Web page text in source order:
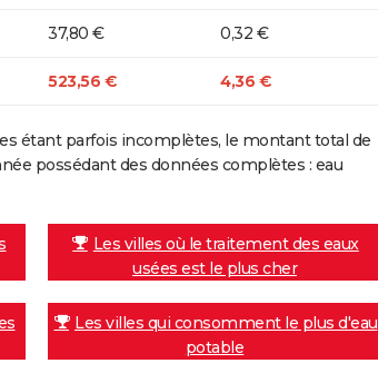
37,80 € 0,32 €
523,56 € 4,36 €
étant parfois incomplètes, le montant total de
possédant des données complètes : eau
Les villes où le traitement des eaux
usées est le plus cher
Les villes qui consomment le plus d'eau
potable